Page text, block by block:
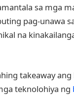
sa mga
pag-unawa
na
takeaway
teknolohiya ng